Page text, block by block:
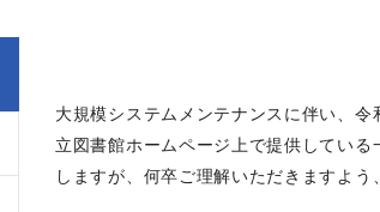
大規模システムメンテナンスに伴い、
立図書館ホームページ上で提供してい
しますが、何卒ご理解いただきますよう